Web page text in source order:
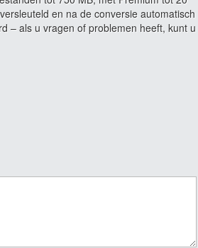
en na de conversie automatisch
– als u vragen of problemen heeft, kunt u